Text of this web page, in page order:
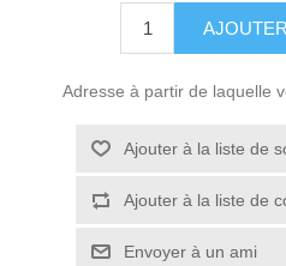
Adresse à partir de laquelle